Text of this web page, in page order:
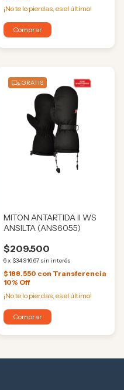
¡No te lo pierdas, es el último!
Comprar
GRATIS
MITON ANTARTIDA II WS
ANSILTA (ANS6055)
$209.500
6x $34.916,67 sin interés
$188.550 con Transferencia
10% Off
¡No te lo pierdas, es el último!
Comprar